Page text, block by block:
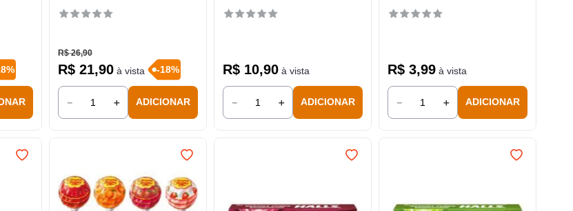
%
R$ 26,90
R$ 21,90à vista -18%
＋
－ ADICIONAR
R$ 10,90à vista
＋
－ ADICIONAR
R$ 3,99à vista
＋
－ ADICIONAR